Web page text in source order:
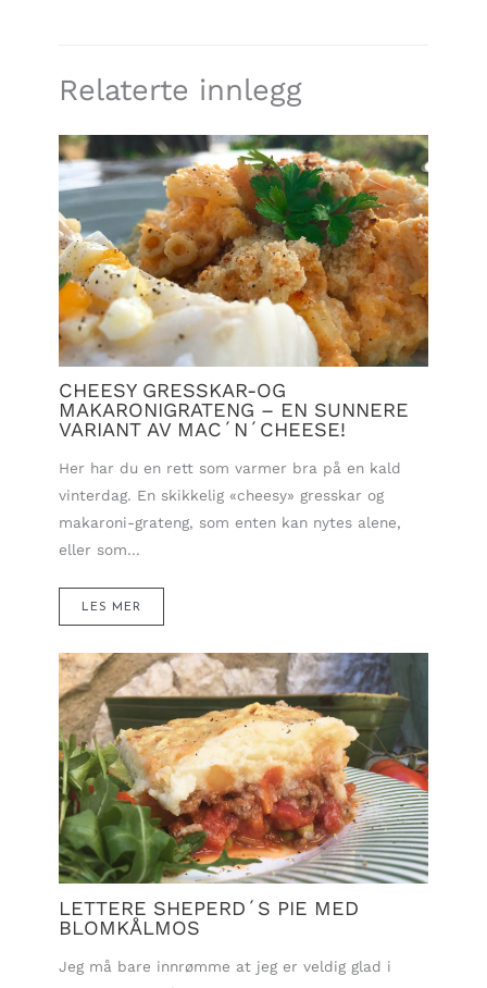
Relaterte innlegg
CHEESY GRESSKAR-OG
MAKARONIGRATENG – EN SUNNERE
VARIANT AV MAC´N´CHEESE!
Her har du en rett som varmer bra på en kald
vinterdag. En skikkelig «cheesy» gresskar og
makaroni-grateng, som enten kan nytes alene,
eller som…
LES MER
LETTERE SHEPERD´S PIE MED
BLOMKÅLMOS
Jeg må bare innrømme at jeg er veldig glad i